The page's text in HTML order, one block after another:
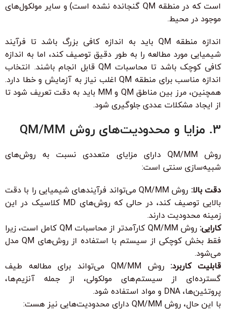
است که در منطقه QM گنجانده نشده است) و سایر مولکول‌های
موجود در محیط.
اندازه منطقه QM باید به اندازه کافی بزرگ باشد تا فرآیند
شیمیایی مورد مطالعه را به طور دقیق توصیف کند، اما به اندازه
کافی کوچک باشد تا محاسبات QM قابل انجام باشند. انتخاب
اندازه مناسب برای منطقه QM اغلب نیاز به آزمایش و خطا دارد.
همچنین، مرز بین مناطق QM و MM باید به دقت تعریف شود تا
از ایجاد مشکلات عددی جلوگیری شود.
3. مزایا و محدودیت‌های روش QM/MM
روش QM/MM دارای مزایای متعددی نسبت به روش‌های
شبیه‌سازی سنتی است:
دقت بالا:
روش QM/MM می‌تواند فرآیندهای شیمیایی را با دقت
بالایی توصیف کند، در حالی که روش‌های MD کلاسیک در این
زمینه محدودیت دارند.
کارایی:
روش QM/MM کارآمدتر از محاسبات QM کامل است، زیرا
فقط بخش کوچکی از سیستم با استفاده از روش‌های QM مدل
می‌شود.
قابلیت کاربرد:
روش QM/MM می‌تواند برای مطالعه طیف
گسترده‌ای از سیستم‌های مولکولی، از جمله آنزیم‌ها،
پروتئین‌ها، DNA و مواد استفاده شود.
با این حال، روش QM/MM دارای محدودیت‌هایی نیز هست: